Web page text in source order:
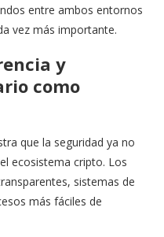
entre ambos entornos
vez más importante.
y
como
que la seguridad ya no
ecosistema cripto. Los
sistemas de
más fáciles de